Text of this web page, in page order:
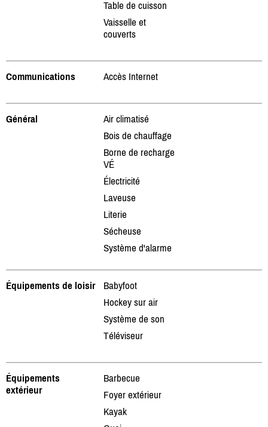
Table de cuisson
Vaisselle et
couverts
Communications Accès Internet
Général
Air climatisé
Bois de chauffage
Borne de recharge
VÉ
Électricité
Laveuse
Literie
Sécheuse
Système d'alarme
Équipements de loisir
Babyfoot
Hockey sur air
Système de son
Téléviseur
Équipements
extérieur
Barbecue
Foyer extérieur
Kayak